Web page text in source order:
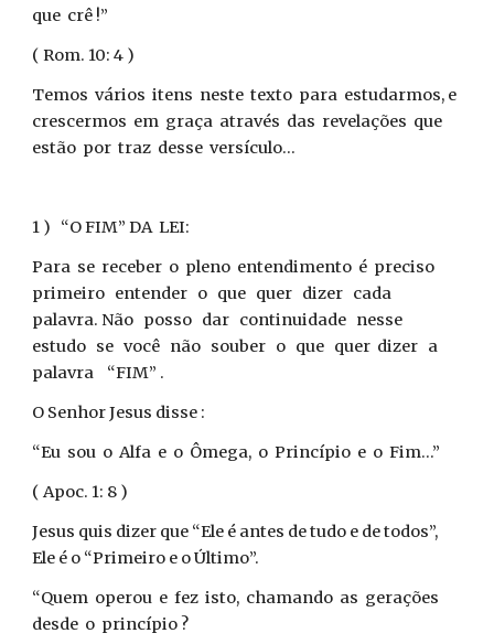
que crê !”
( Rom. 10: 4 )
Temos vários itens neste texto para estudarmos, e
crescermos em graça através das revelações que
estão por traz desse versículo...
1 ) “O FIM” DA LEI:
Para se receber o pleno entendimento é preciso
primeiro entender o que quer dizer cada
palavra. Não posso dar continuidade nesse
estudo se você não souber o que quer dizer a
palavra “FIM” .
O Senhor Jesus disse :
“Eu sou o Alfa e o Ômega, o Princípio e o Fim...”
( Apoc. 1: 8 )
Jesus quis dizer que “Ele é antes de tudo e de todos”,
Ele é o “Primeiro e o Último”.
“Quem operou e fez isto, chamando as gerações
desde o princípio ?